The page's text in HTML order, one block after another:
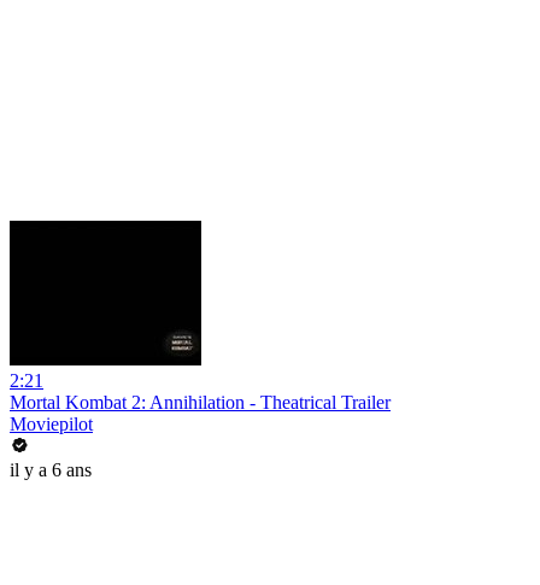
2:21
Mortal Kombat 2: Annihilation - Theatrical Trailer
Moviepilot
il y a 6 ans